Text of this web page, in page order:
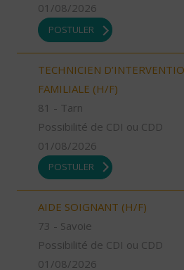
01/08/2026
POSTULER
TECHNICIEN
FAMILIALE (H/F)
81 - Tarn
Possibilité de CDI ou CDD
01/08/2026
POSTULER
AIDE SOIGNANT (H/F)
73 - Savoie
Possibilité de CDI ou CDD
01/08/2026